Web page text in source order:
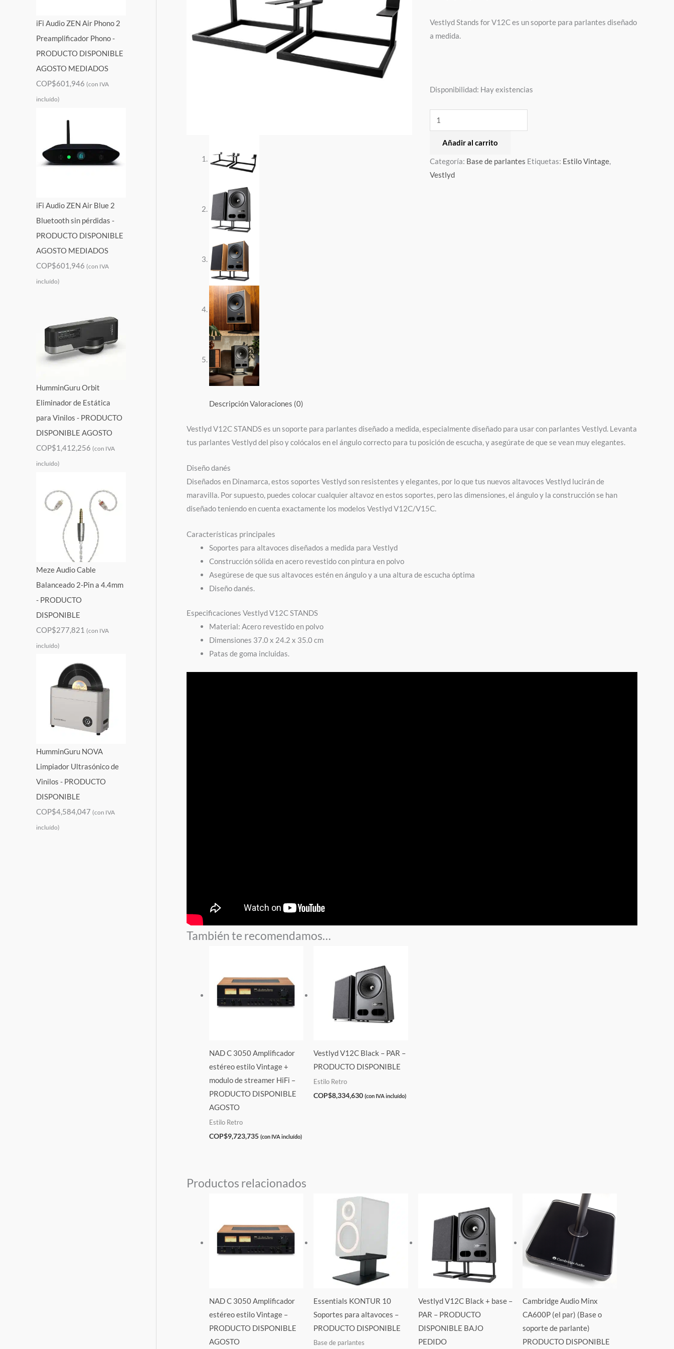
iFi Audio ZEN Air Phono 2
Preamplificador Phono -
PRODUCTO DISPONIBLE
AGOSTO MEDIADOS
COP$601,946 (con IVA
incluído)
iFi Audio ZEN Air Blue 2
Bluetooth sin pérdidas -
PRODUCTO DISPONIBLE
AGOSTO MEDIADOS
COP$601,946 (con IVA
incluído)
HumminGuru Orbit
Eliminador de Estática
para Vinilos - PRODUCTO
DISPONIBLE AGOSTO
COP$1,412,256 (con IVA
incluído)
Meze Audio Cable
Balanceado 2-Pin a 4.4mm
- PRODUCTO
DISPONIBLE
COP$277,821 (con IVA
incluído)
HumminGuru NOVA
Limpiador Ultrasónico de
Vinilos - PRODUCTO
DISPONIBLE
COP$4,584,047 (con IVA
incluído)
Vestlyd Stands for V12C es un soporte para parlantes diseñado
a medida.
Disponibilidad: Hay existencias
Añadir al carrito
Categoría: Base de parlantes Etiquetas: Estilo Vintage
Vestlyd
DescripciónValoraciones (0)
Vestlyd V12C STANDS es un soporte para parlantes diseñado a medida, especialmente diseñado para usar con parlantes Vestlyd. Levanta
tus parlantes Vestlyd del piso y colócalos en el ángulo correcto para tu posición de escucha, y asegúrate de que se vean muy elegantes.
Diseño danés
Diseñados en Dinamarca, estos soportes Vestlyd son resistentes y elegantes, por lo que tus nuevos altavoces Vestlyd lucirán de
maravilla. Por supuesto, puedes colocar cualquier altavoz en estos soportes, pero las dimensiones, el ángulo y la construcción se han
diseñado teniendo en cuenta exactamente los modelos Vestlyd V12C/V15C.
Características principales
Soportes para altavoces diseñados a medida para Vestlyd
Construcción sólida en acero revestido con pintura en polvo
Asegúrese de que sus altavoces estén en ángulo y a una altura de escucha óptima
Diseño danés.
Especificaciones Vestlyd V12C STANDS
Material: Acero revestido en polvo
Dimensiones 37.0 x 24.2 x 35.0 cm
Patas de goma incluidas.
También te recomendamos…
NAD C 3050 Amplificador
estéreo estilo Vintage +
modulo de streamer HiFi –
PRODUCTO DISPONIBLE
AGOSTO
Estilo Retro
COP$9,723,735 (con IVA incluído)
Vestlyd V12C Black – PAR –
PRODUCTO DISPONIBLE
Estilo Retro
COP$8,334,630 (con IVA incluído)
Productos relacionados
NAD C 3050 Amplificador
estéreo estilo Vintage –
PRODUCTO DISPONIBLE
AGOSTO
Essentials KONTUR 10
Soportes para altavoces –
PRODUCTO DISPONIBLE
Base de parlantes
Vestlyd V12C Black + base –
PAR – PRODUCTO
DISPONIBLE BAJO
PEDIDO
Cambridge Audio Minx
CA600P (el par) (Base o
soporte de parlante)
PRODUCTO DISPONIBLE